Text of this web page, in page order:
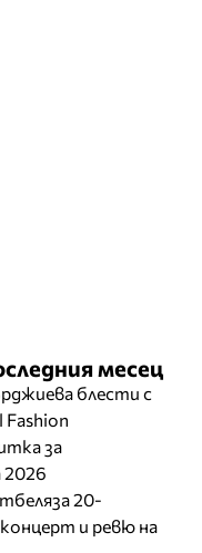
месец
блести с
за
20-
и ревю на